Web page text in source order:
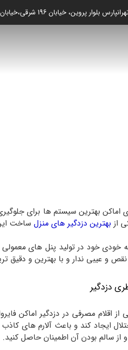
196 شرقی،خیابان شادالویی جنوبی کوچه شهابی پلاک 140 واحد 2 -گذر کنترل
اماکن بهترین سیستم ها برای
از بهترین دزدگیر های منزلساخت
و عیبی ندار و با بهترین و دقیق
دزدگیر
از اقلام مصرفی در دزدگیر اماکن
ایجاد کند و باعث آلارم های کاذب
سالم بودن آن اطمینان حاصل کنید.